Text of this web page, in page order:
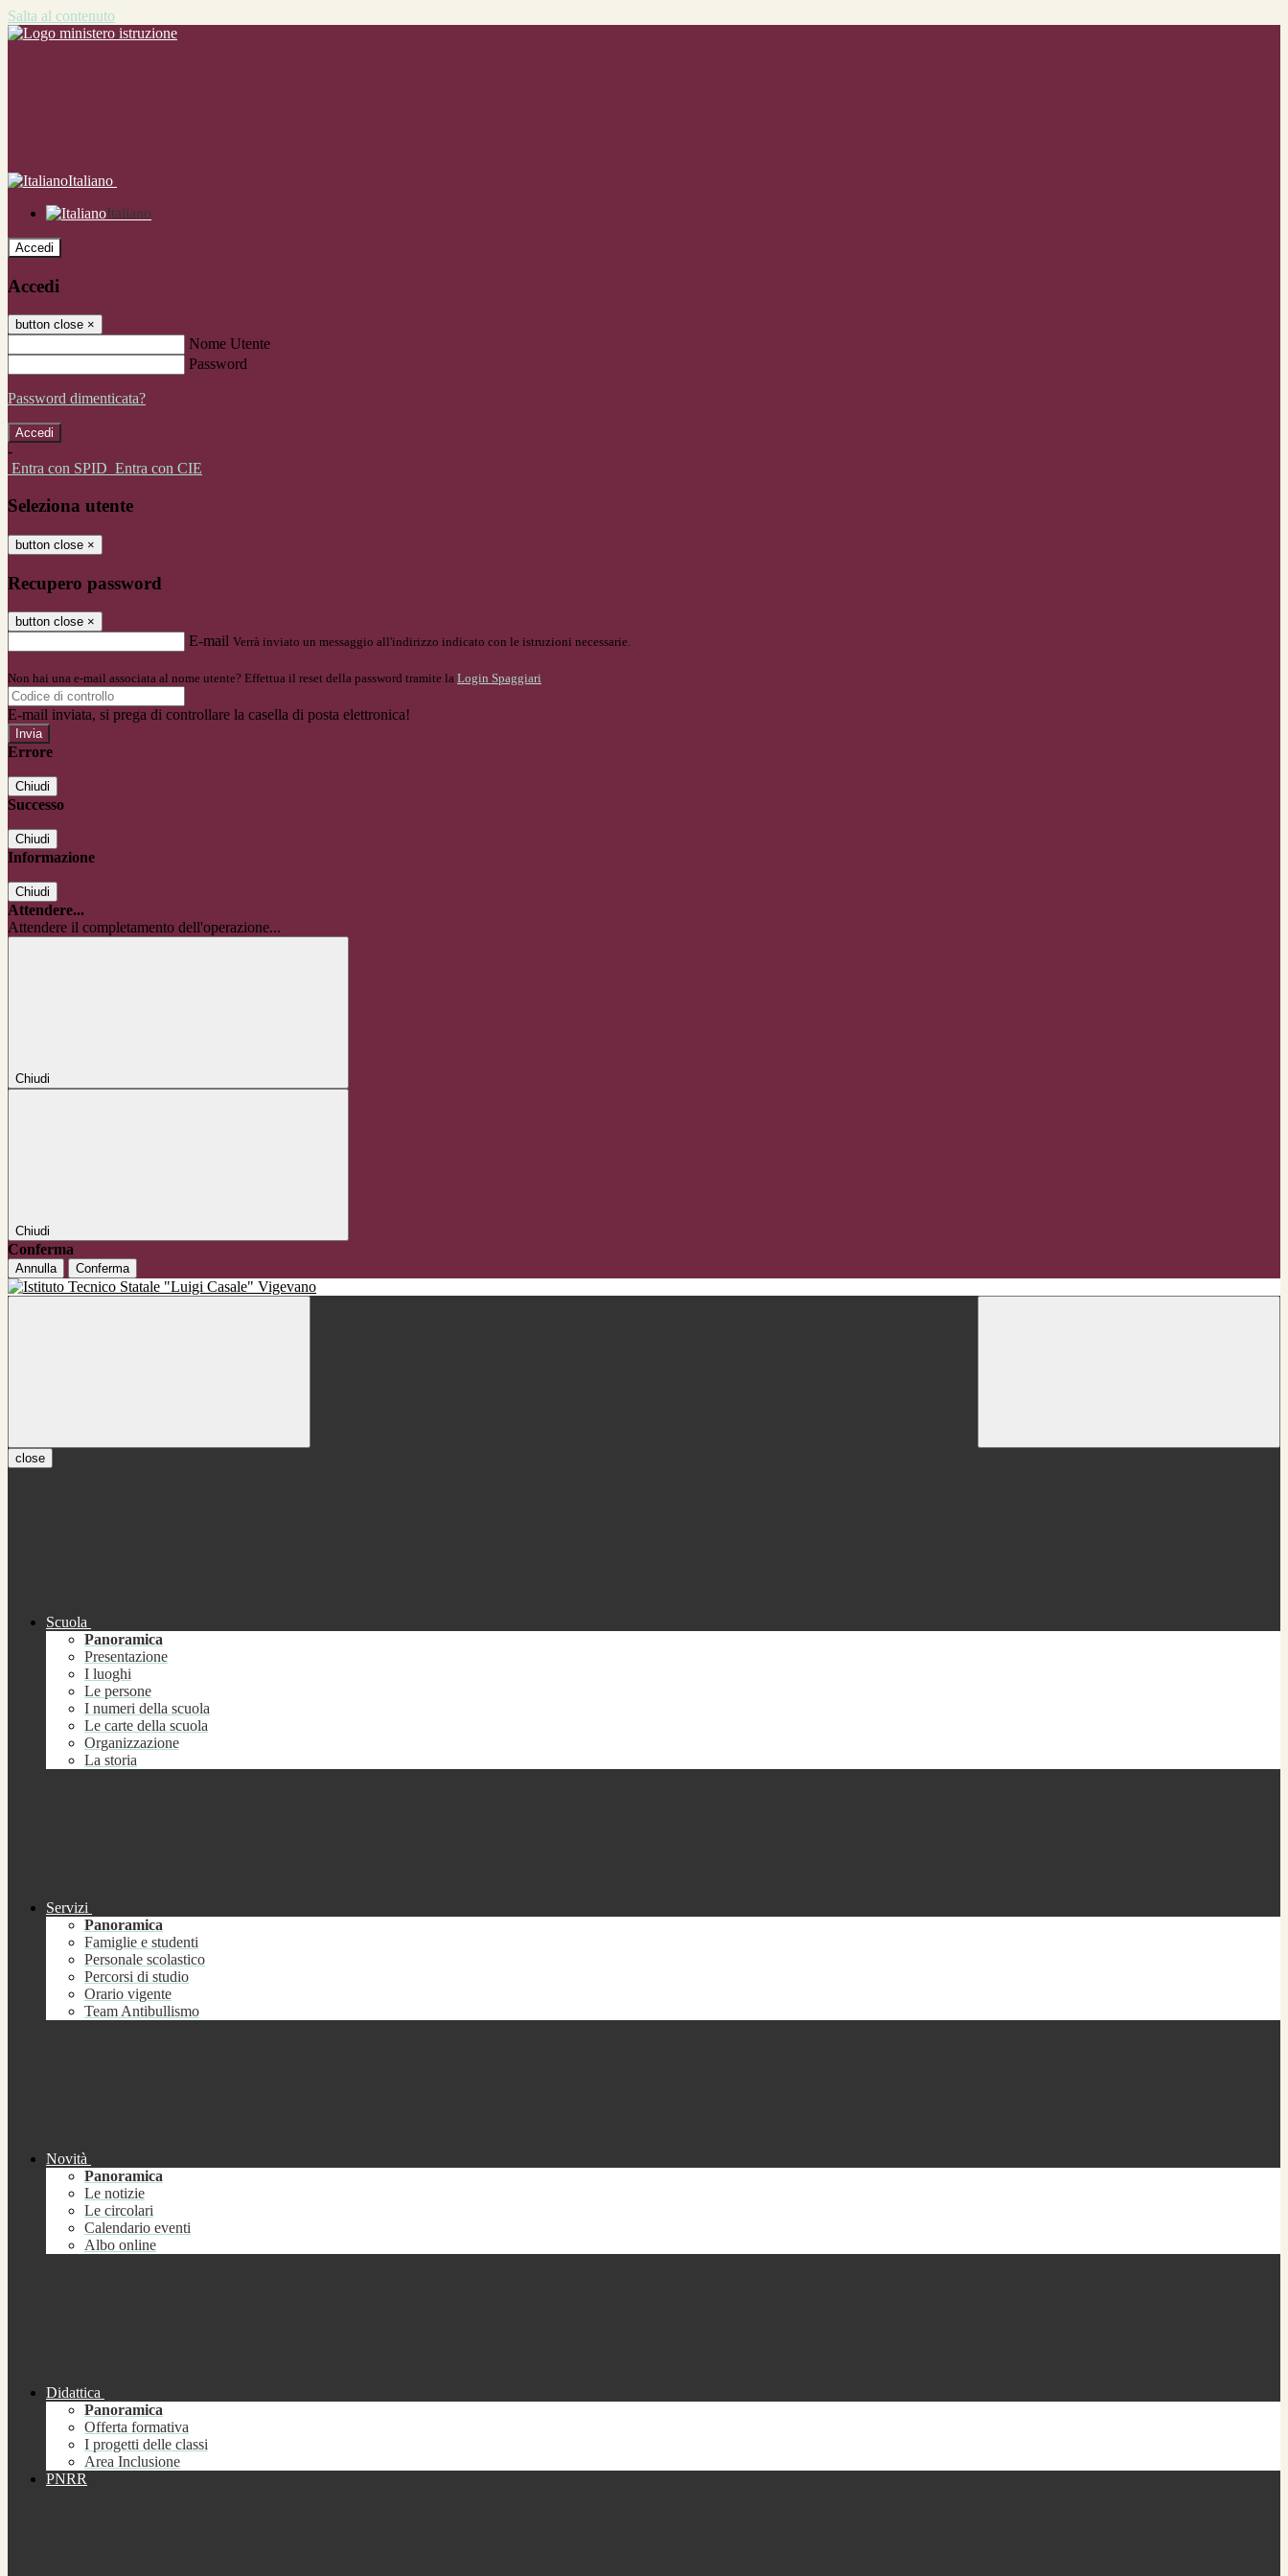
Salta al contenuto
Italiano
Italiano
Accedi
Accedi
button close ×
Nome Utente
Password
Password dimenticata?
-
Entra con SPID Entra con CIE
Seleziona utente
button close ×
Recupero password
button close ×
E-mail Verrà inviato un messaggio all'indirizzo indicato con le istruzioni necessarie.
Non hai una e-mail associata al nome utente? Effettua il reset della password tramite la Login Spaggiari
E-mail inviata, si prega di controllare la casella di posta elettronica!
Errore
Chiudi
Successo
Chiudi
Informazione
Chiudi
Attendere...
Attendere il completamento dell'operazione...
Chiudi
Chiudi
Conferma
Annulla Conferma
close
Scuola
Panoramica
Presentazione
I luoghi
Le persone
I numeri della scuola
Le carte della scuola
Organizzazione
La storia
Servizi
Panoramica
Famiglie e studenti
Personale scolastico
Percorsi di studio
Orario vigente
Team Antibullismo
Novità
Panoramica
Le notizie
Le circolari
Calendario eventi
Albo online
Didattica
Panoramica
Offerta formativa
I progetti delle classi
Area Inclusione
PNRR